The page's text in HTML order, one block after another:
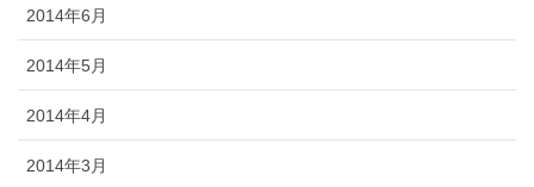
2014年6月
2014年5月
2014年4月
2014年3月